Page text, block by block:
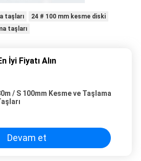
taşları
24 # 100 mm kesme diski
taşları
İyi Fiyatı Alın
/ S 100mm Kesme ve Taşlama
Devam et